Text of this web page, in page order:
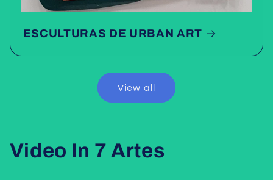
ESCULTURAS DE URBAN ART
View all
Video In 7 Artes